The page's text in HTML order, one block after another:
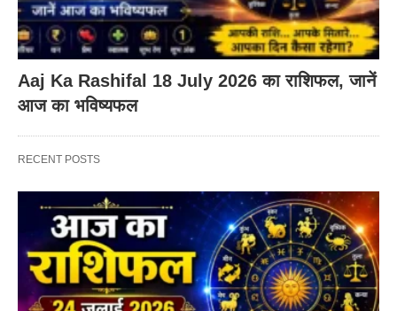
Aaj Ka Rashifal 18 July 2026 का राशिफल, जानें
आज का भविष्यफल
RECENT POSTS